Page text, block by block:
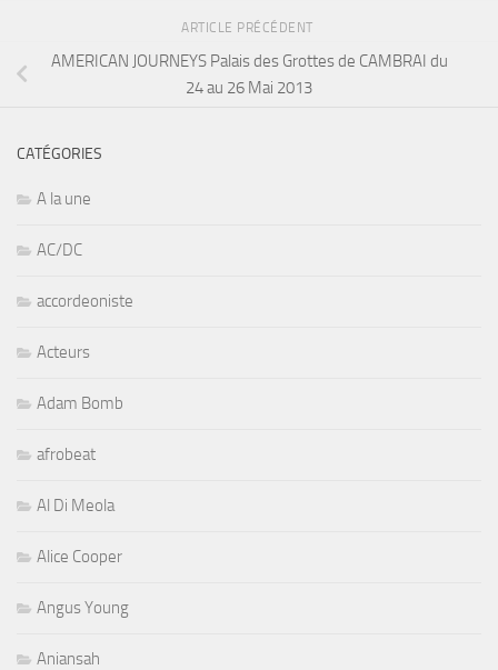
ARTICLE PRÉCÉDENT
AMERICAN JOURNEYS Palais des Grottes de CAMBRAI du
24 au 26 Mai 2013
CATÉGORIES
A la une
AC/DC
accordeoniste
Acteurs
Adam Bomb
afrobeat
Al Di Meola
Alice Cooper
Angus Young
Aniansah